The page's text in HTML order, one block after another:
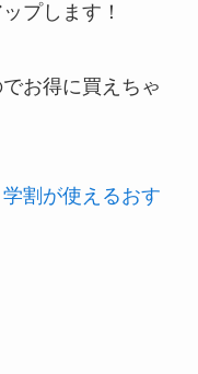
プします！
お得に買えちゃ
割が使えるおす